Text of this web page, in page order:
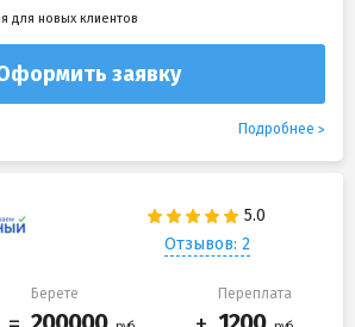
для новых клиентов
заявку
Подробнее
Отзывов: 2
Берете Переплата